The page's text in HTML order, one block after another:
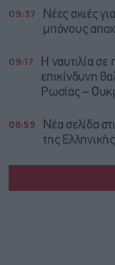
09:37
Νέες σκιές
μπόνους
09:17
Η ναυτιλία
επικίνδυνη
Ρωσίας –
08:59
Νέα σελίδα
της